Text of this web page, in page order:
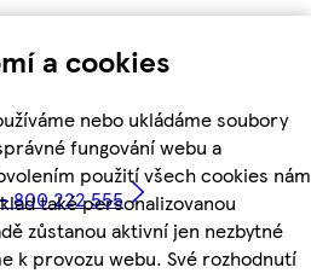
a cookies
nebo ukládáme soubory
fungování webu a
použití všech cookies nám
také personalizovanou
zůstanou aktivní jen nezbytné
k provozu webu. Své rozhodnutí
800 222 555